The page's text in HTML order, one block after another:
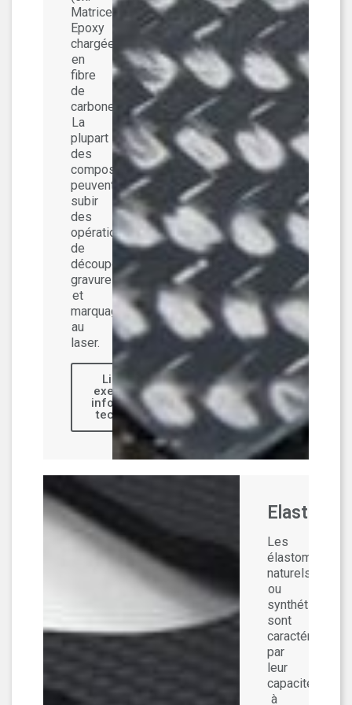
Matrice
Epoxy
chargée
en
fibre
de
carbone).
La
plupart
des
composites
peuvent
subir
des
opérations
de
découpe,
gravure
et
marquage
au
laser.
Lien vers
exemples et
informations
techniques
Les
élastomères
naturels
ou
synthétiques
sont
caractérisées
par
leur
capacité
à